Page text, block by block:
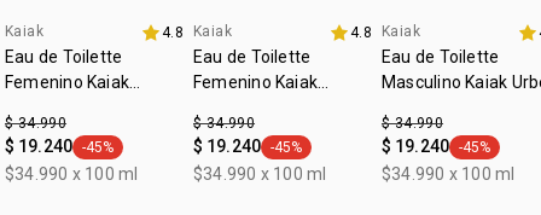
Kaiak 4.8
Eau de Toilette
Femenino Kaiak
$ 34.990
$ 19.240 general.tag -45%
-45%
$34.990 x 100 ml
Kaiak 4.8
Eau de Toilette
Femenino Kaiak
$ 34.990
$ 19.240 general.tag -45%
-45%
$34.990 x 100 ml
Kaiak
Eau de Toilette
Masculino Kaiak
$ 34.990
$ 19.240 general.tag
-45%
$34.990 x 100 ml